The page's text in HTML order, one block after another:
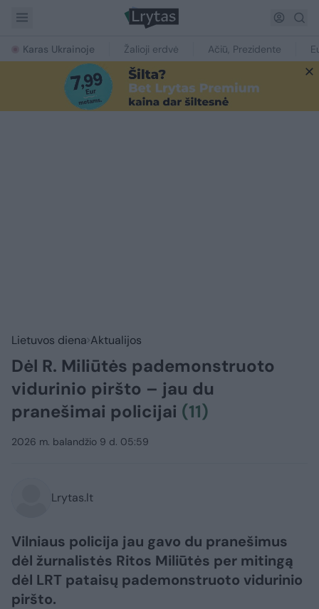
Karas Ukrainoje Žalioji erdvė Ačiū, Prezidente
Lietuvos diena Aktualijos
Dėl R. Miliūtės pademonstruoto
vidurinio piršto – jau du
pranešimai policijai (11)
2026 m. balandžio 9 d. 05:59
Lrytas.lt
​Vilniaus policija jau gavo du pranešimus
dėl žurnalistės Ritos Miliūtės per mitingą
dėl LRT pataisų pademonstruoto vidurinio
piršto.